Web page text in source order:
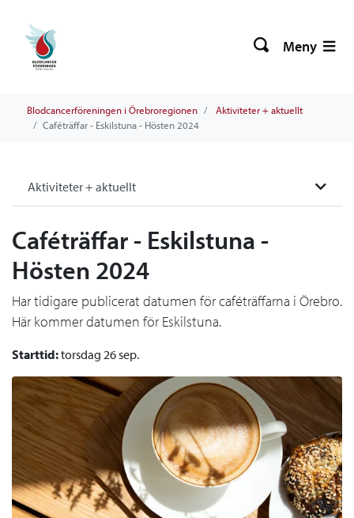
Meny
Blodcancerföreningen i Örebroregionen
Aktiviteter + aktuellt
Caféträffar - Eskilstuna - Hösten 2024
Aktiviteter + aktuellt
Caféträffar - Eskilstuna -
Hösten 2024
Har tidigare publicerat datumen för caféträffarna i Örebro.
Här kommer datumen för Eskilstuna.
Starttid:torsdag 26 sep.